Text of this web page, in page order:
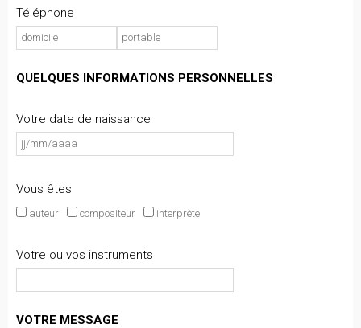
Téléphone
QUELQUES INFORMATIONS PERSONNELLES
Votre date de naissance
Vous êtes
auteur compositeur interprète
Votre ou vos instruments
VOTRE MESSAGE